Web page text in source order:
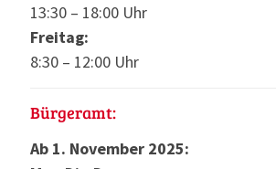
13:30 – 18:00 Uhr
Freitag:
8:30 – 12:00 Uhr
Bürgeramt:
Ab 1. November 2025: